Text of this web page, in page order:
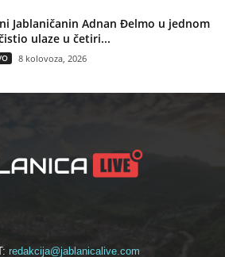
Jablaničanin Adnan Đelmo u jednom
ulaze u četiri...
8 kolovoza, 2026
redakcija@jablanicalive.com